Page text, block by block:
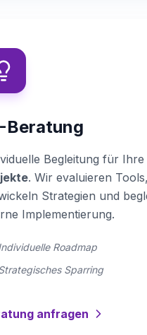
Beratung
Begleitung für Ihre
. Wir evaluieren Tools,
Strategien und
Implementierung.
Roadmap
Sparring
anfragen